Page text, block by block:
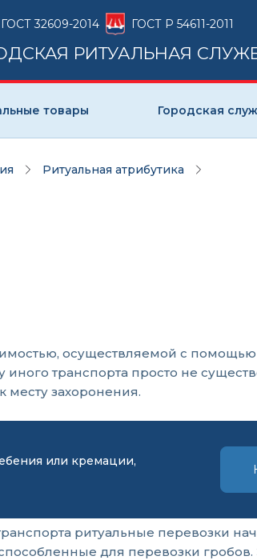
ГОСТ 32609-2014 ГОСТ Р 54611-2011
РИТУАЛЬНАЯ
товары Городская
Ритуальная атрибутика
осуществляемой с
иного транспорта просто не
месту захоронения.
или кремации,
ритуальные перевозки
для перевозки